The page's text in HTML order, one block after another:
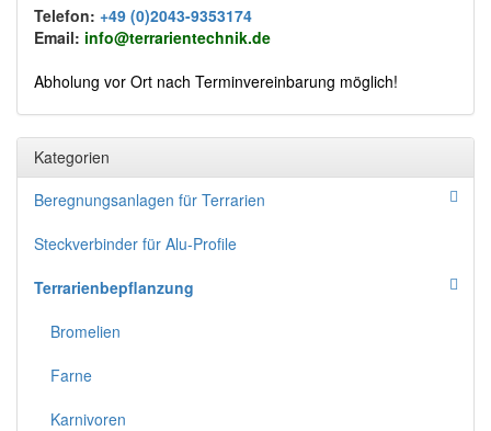
Telefon: +49 (0)2043-9353174
Email: info@terrarientechnik.de
Abholung vor Ort nach Terminvereinbarung möglich!
Kategorien
Beregnungsanlagen für Terrarien
Steckverbinder für Alu-Profile
Terrarienbepflanzung
Bromelien
Farne
Karnivoren